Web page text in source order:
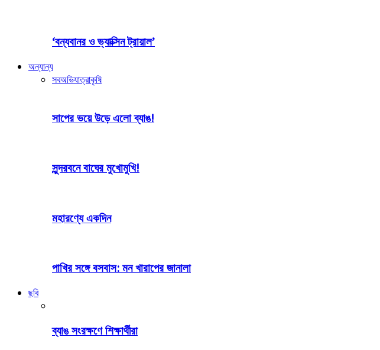
‘বন্যবানর ও ভ্যাক্সিন ট্রায়াল’
অন্যান্য
সবঅভিযাত্রাকৃষি
সাপের ভয়ে উড়ে এলো ব্যাঙ!
সুন্দরবনে বাঘের মুখোমুখি!
মহারণ্যে একদিন
পাখির সঙ্গে বসবাস: মন খারাপের জানালা
ছবি
ব্যাঙ সংরক্ষণে শিক্ষার্থীরা